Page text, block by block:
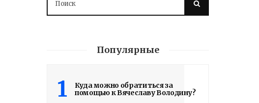
Популярные
1
Куда можно обратиться за
помощью к Вячеславу Володину?